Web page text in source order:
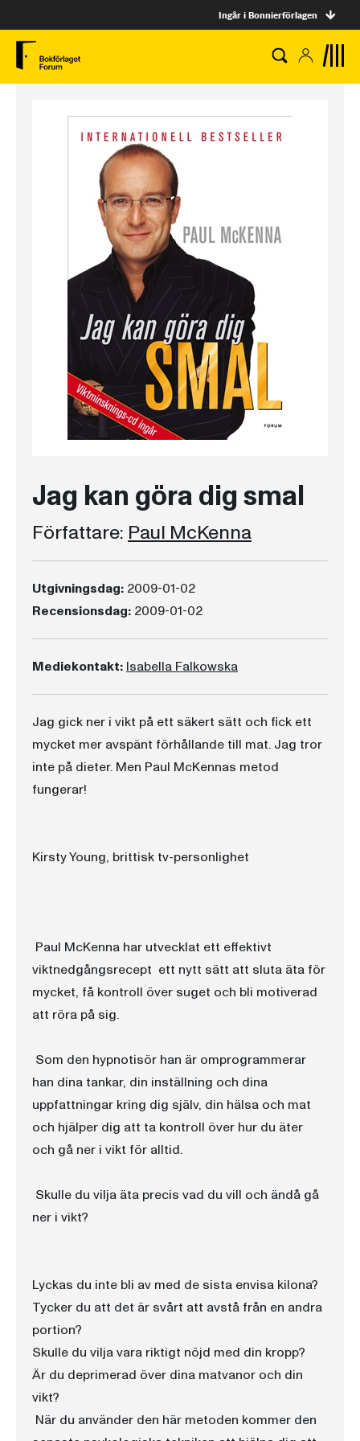
Ingår i Bonnierförlagen
Jag kan göra dig smal
Författare: Paul McKenna
Utgivningsdag: 2009-01-02
Recensionsdag: 2009-01-02
Mediekontakt: Isabella Falkowska
Jag gick ner i vikt på ett säkert sätt och fick ett
mycket mer avspänt förhållande till mat. Jag tror
inte på dieter. Men Paul McKennas metod
fungerar!
Kirsty Young, brittisk tv-personlighet
Paul McKenna har utvecklat ett effektivt
viktnedgångsrecept  ett nytt sätt att sluta äta för
mycket, få kontroll över suget och bli motiverad
att röra på sig.
Som den hypnotisör han är omprogrammerar
han dina tankar, din inställning och dina
uppfattningar kring dig själv, din hälsa och mat
och hjälper dig att ta kontroll över hur du äter
och gå ner i vikt för alltid.
Skulle du vilja äta precis vad du vill och ändå gå
ner i vikt?
Lyckas du inte bli av med de sista envisa kilona?
Tycker du att det är svårt att avstå från en andra
portion?
Skulle du vilja vara riktigt nöjd med din kropp?
Är du deprimerad över dina matvanor och din
vikt?
När du använder den här metoden kommer den